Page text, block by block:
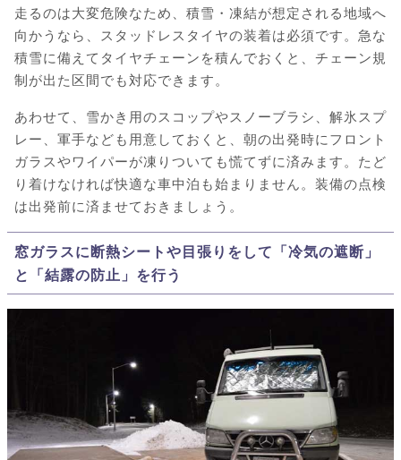
走るのは大変危険なため、積雪・凍結が想定される地域へ
向かうなら、スタッドレスタイヤの装着は必須です。急な
積雪に備えてタイヤチェーンを積んでおくと、チェーン規
制が出た区間でも対応できます。
あわせて、雪かき用のスコップやスノーブラシ、解氷スプ
レー、軍手なども用意しておくと、朝の出発時にフロント
ガラスやワイパーが凍りついても慌てずに済みます。たど
り着けなければ快適な車中泊も始まりません。装備の点検
は出発前に済ませておきましょう。
窓ガラスに断熱シートや目張りをして「冷気の遮断」
と「結露の防止」を行う